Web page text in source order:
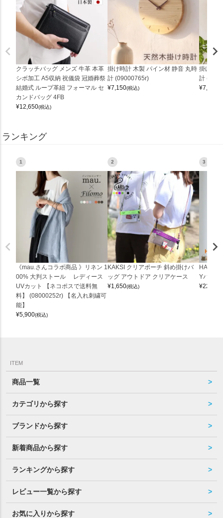
クラッチバッグ メンズ 牛革 本革
シボ加工 A5収納 祝儀袋 冠婚葬祭
結婚式 ループ革紐 フォーマル セ
カンドバッグ 4FB
¥12,650(税込)
掛け時計 木製 パイン材 静音 丸時
計 (09000765r)
¥7,150(税込)
掛け時
計
¥7,150
ランキング
1
《mau.さんコラボ商品 》リネン 1
00% 大判ストール レディース
UVカット 【ネコポスで送料無
料】 (08000252r) 【名入れ刺繍可
能】
¥5,900(税込)
2
KAKSI クリアポーチ 斜め掛けバ
ッグ アウトドア クリアケース
¥1,650(税込)
3
Yバッグ
¥22,000
ITEM
商品一覧
カテゴリから探す
ブランドから探す
新着商品から探す
ランキングから探す
レビュー一覧から探す
お気に入りから探す